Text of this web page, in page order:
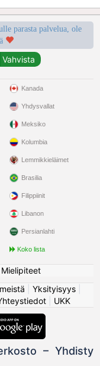
parasta palvelua, ole
Kanada
Yhdysvallat
Meksiko
Kolumbia
Lemmikkieläimet
Brasilia
Filippiinit
Libanon
Persianlahti
Koko lista
Mielipiteet
Yksityisyys|
UKK
– Yhdisty